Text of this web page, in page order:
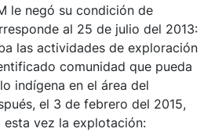
le negó su condición de
al 25 de julio del 2013:
las actividades de exploración
comunidad que pueda
indígena en el área del
el 3 de febrero del 2015,
vez la explotación: